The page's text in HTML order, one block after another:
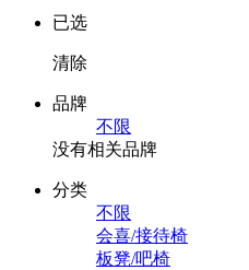
已选
清除
品牌
不限
没有相关品牌
分类
不限
会喜/接待椅
板凳/吧椅